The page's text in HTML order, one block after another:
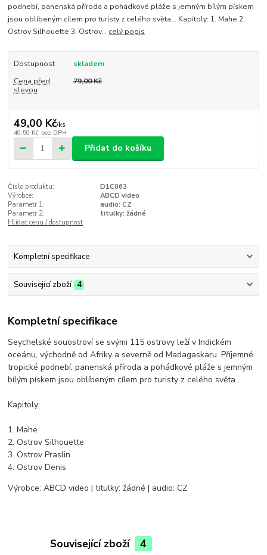
podnebí, panenská příroda a pohádkové pláže s jemným bílým pískem
jsou oblíbeným cílem pro turisty z celého světa... Kapitoly: 1. Mahe 2.
Ostrov Silhouette 3. Ostrov... celý popis
Dostupnost
skladem
Cena před
slevou
79,00 Kč
49,00 Kč/ks
40,50 Kč bez DPH
Přidat do košíku
Číslo produktu:
D1C063
Výrobce:
ABCD video
Parametr 1:
audio: CZ
Parametr 2:
titulky: žádné
Hlídat cenu / dostupnost
Kompletní specifikace
Související zboží 4
Kompletní specifikace
Seychelské souostroví se svými 115 ostrovy leží v Indickém
oceánu, východně od Afriky a severně od Madagaskaru. Příjemné
tropické podnebí, panenská příroda a pohádkové pláže s jemným
bílým pískem jsou oblíbeným cílem pro turisty z celého světa...
Kapitoly:
1. Mahe
2. Ostrov Silhouette
3. Ostrov Praslin
4. Ostrov Denis
Výrobce: ABCD video | titulky: žádné | audio: CZ
Související zboží 4